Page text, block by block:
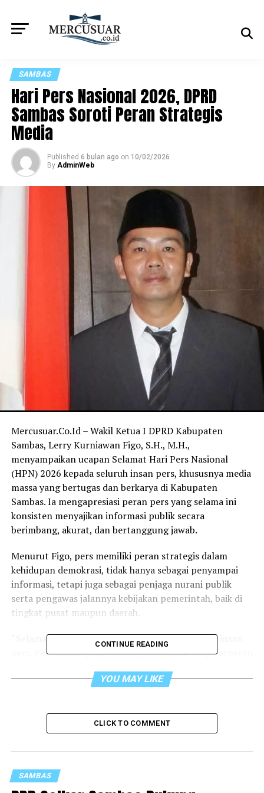
SAMBAS
Hari Pers Nasional 2026, DPRD
Sambas Soroti Peran Strategis
Media
Published 6 bulan ago on 10/02/2026
By AdminWeb
Mercusuar.Co.Id – Wakil Ketua I DPRD Kabupaten
Sambas, Lerry Kurniawan Figo, S.H., M.H.,
menyampaikan ucapan Selamat Hari Pers Nasional
(HPN) 2026 kepada seluruh insan pers, khususnya media
massa yang bertugas dan berkarya di Kabupaten
Sambas. Ia mengapresiasi peran pers yang selama ini
konsisten menyajikan informasi publik secara
berimbang, akurat, dan bertanggung jawab.
Menurut Figo, pers memiliki peran strategis dalam
kehidupan demokrasi, tidak hanya sebagai penyampai
informasi, tetapi juga sebagai penjaga nurani publik
serta pengawas jalannya kebijakan pemerintah, baik di
tingkat pusat maupun daerah.
“Selamat Hari Pers Nasional 2026 untuk seluruh insan
pers. Pers adalah pilar penting demokrasi yang berperan
publik, serta menjadi jembatan komunikasi antara
Ia menilai, di era digital yang ditandai dengan arus
informasi yang begitu cepat, media massa dituntut tidak
tinggi akurasi, etika jurnalistik, dan kebenaran fakta.
CONTINUE READING
YOU MAY LIKE
CLICK TO COMMENT
SAMBAS